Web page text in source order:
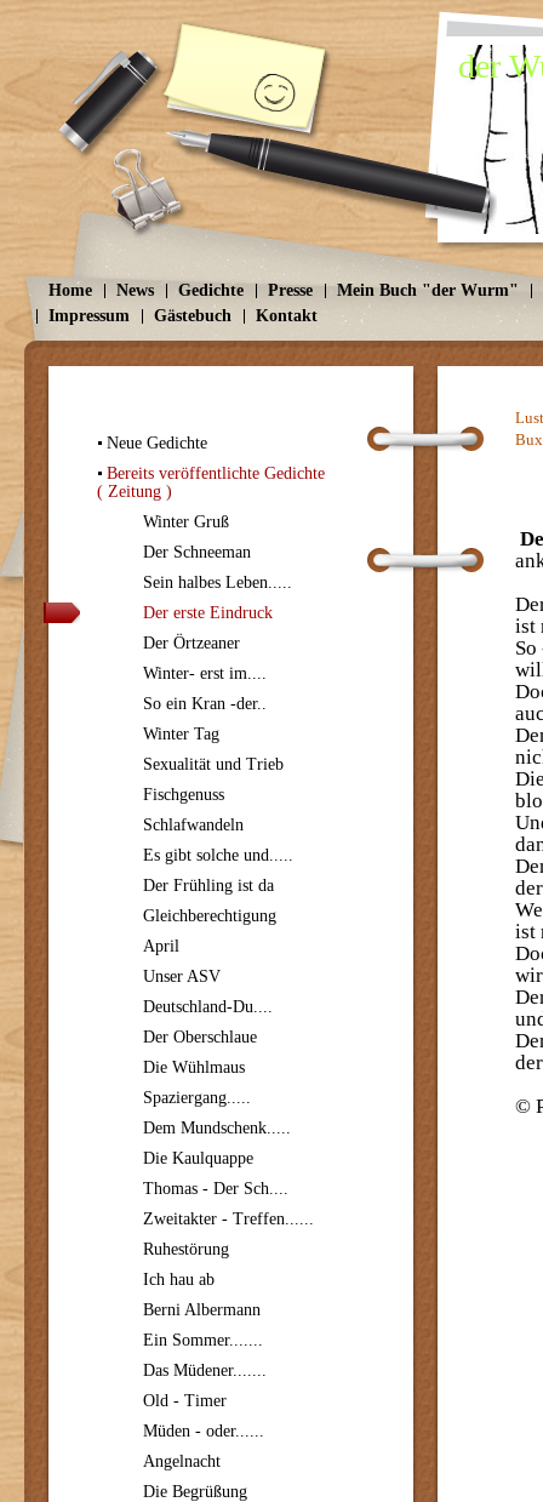
der
Home News Gedichte Presse
Mein Buch "der Wurm"
Impressum
Gästebuch Kontakt
ist
ist
©
Neue Gedichte
Bereits veröffentlichte Gedichte
( Zeitung )
Winter Gruß
Der Schneeman
Sein halbes Leben.....
Der erste Eindruck
Der Örtzeaner
Winter- erst im....
So ein Kran -der..
Winter Tag
Sexualität und Trieb
Fischgenuss
Schlafwandeln
Es gibt solche und.....
Der Frühling ist da
Gleichberechtigung
April
Unser ASV
Deutschland-Du....
Der Oberschlaue
Die Wühlmaus
Spaziergang.....
Dem Mundschenk.....
Die Kaulquappe
Thomas - Der Sch....
Zweitakter - Treffen......
Ruhestörung
Ich hau ab
Berni Albermann
Ein Sommer.......
Das Müdener.......
Old - Timer
Müden - oder......
Angelnacht
Die Begrüßung